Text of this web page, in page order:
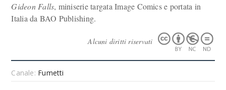
Gideon Falls, miniserie targata Image Comics e portata in
Italia da BAO Publishing.
Alcuni diritti riservati
Canale: Fumetti